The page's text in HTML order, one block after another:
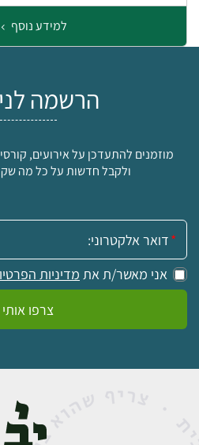
למידע נוסף
הרשמה
מוזמנים להתעדכן על אירועים,
ולקבל חדשות על כל מה
אימייל:
אני מאשר/ת את מדיניות
צרפו אותי